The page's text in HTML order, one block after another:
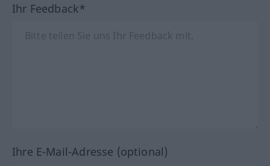
Ihr Feedback*
Ihre E-Mail-Adresse (optional)